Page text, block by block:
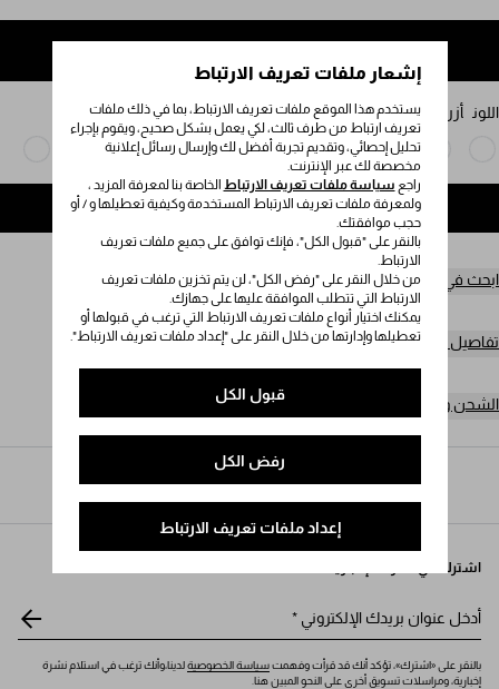
إشعار ملفات تعريف الارتباط
يستخدم هذا الموقع ملفات تعريف الارتباط، بما في ذلك ملفات
تعريف ارتباط من طرف ثالث، لكي يعمل بشكل صحيح، ويقوم بإجراء
تحليل إحصائي، وتقديم تجربة أفضل لك وإرسال رسائل إعلانية
مخصصة لك عبر الإنترنت.
راجع سياسة ملفات تعريف الارتباط الخاصة بنا لمعرفة المزيد ،
ولمعرفة ملفات تعريف الارتباط المستخدمة وكيفية تعطيلها و / أو
حجب موافقتك.
بالنقر على "قبول الكل"، فإنك توافق على جميع ملفات تعريف
الارتباط.
من خلال النقر على "رفض الكل"، لن يتم تخزين ملفات تعريف
الارتباط التي تتطلب الموافقة عليها على جهازك.
يمكنك اختيار أنواع ملفات تعريف الارتباط التي ترغب في قبولها أو
تعطيلها وإدارتها من خلال النقر على "إعداد ملفات تعريف الارتباط".
قبول الكل
رفض الكل
إعداد ملفات تعريف الارتباط
اللون أزرق باهت
إضافة إلى حقيبة التسوق
ابحث في المتجر
تفاصيل المنتج
الشحن وعمليات الإرجاع مجاناً
Prada
/ النساء / منتجات جلدية صغيرة / محافظ صغيرة
اشترك في نشرتنا الإخبارية
أدخل عنوان بريدك الإلكتروني *
بالنقر على «اشترك»، تؤكد أنك قد قرأت وفهمتسياسة الخصوصيةلدينا،وأنك ترغب في استلام نشرة
إخبارية، ومراسلات تسويق أخرى على النحو المبين هنا.